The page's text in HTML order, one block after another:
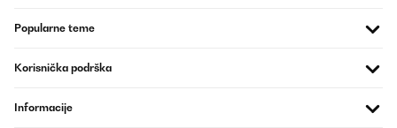
Popularne teme
Korisnička podrška
Informacije